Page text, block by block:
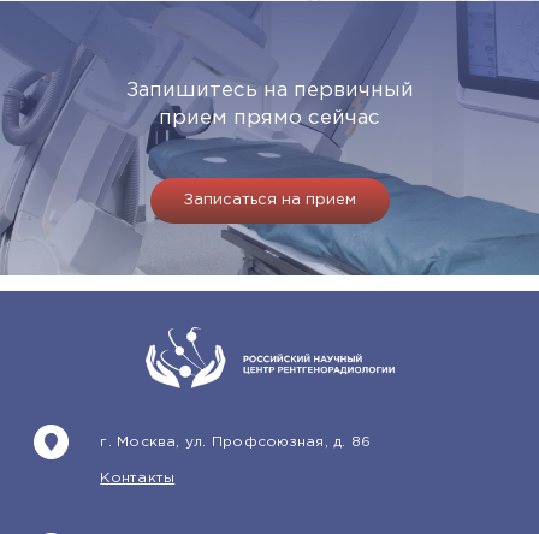
Запишитесь на первичный
прием прямо сейчас
Записаться на прием
г. Москва, ул. Профсоюзная, д. 86
Контакты